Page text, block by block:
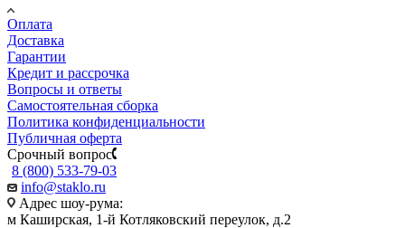
Оплата
Доставка
Гарантии
Кредит и рассрочка
Вопросы и ответы
Самостоятельная сборка
Политика конфиденциальности
Публичная оферта
Срочный вопрос
8 (800) 533-79-03
info@staklo.ru
Адрес шоу-рума:
м Каширская, 1-й Котляковский переулок, д.2